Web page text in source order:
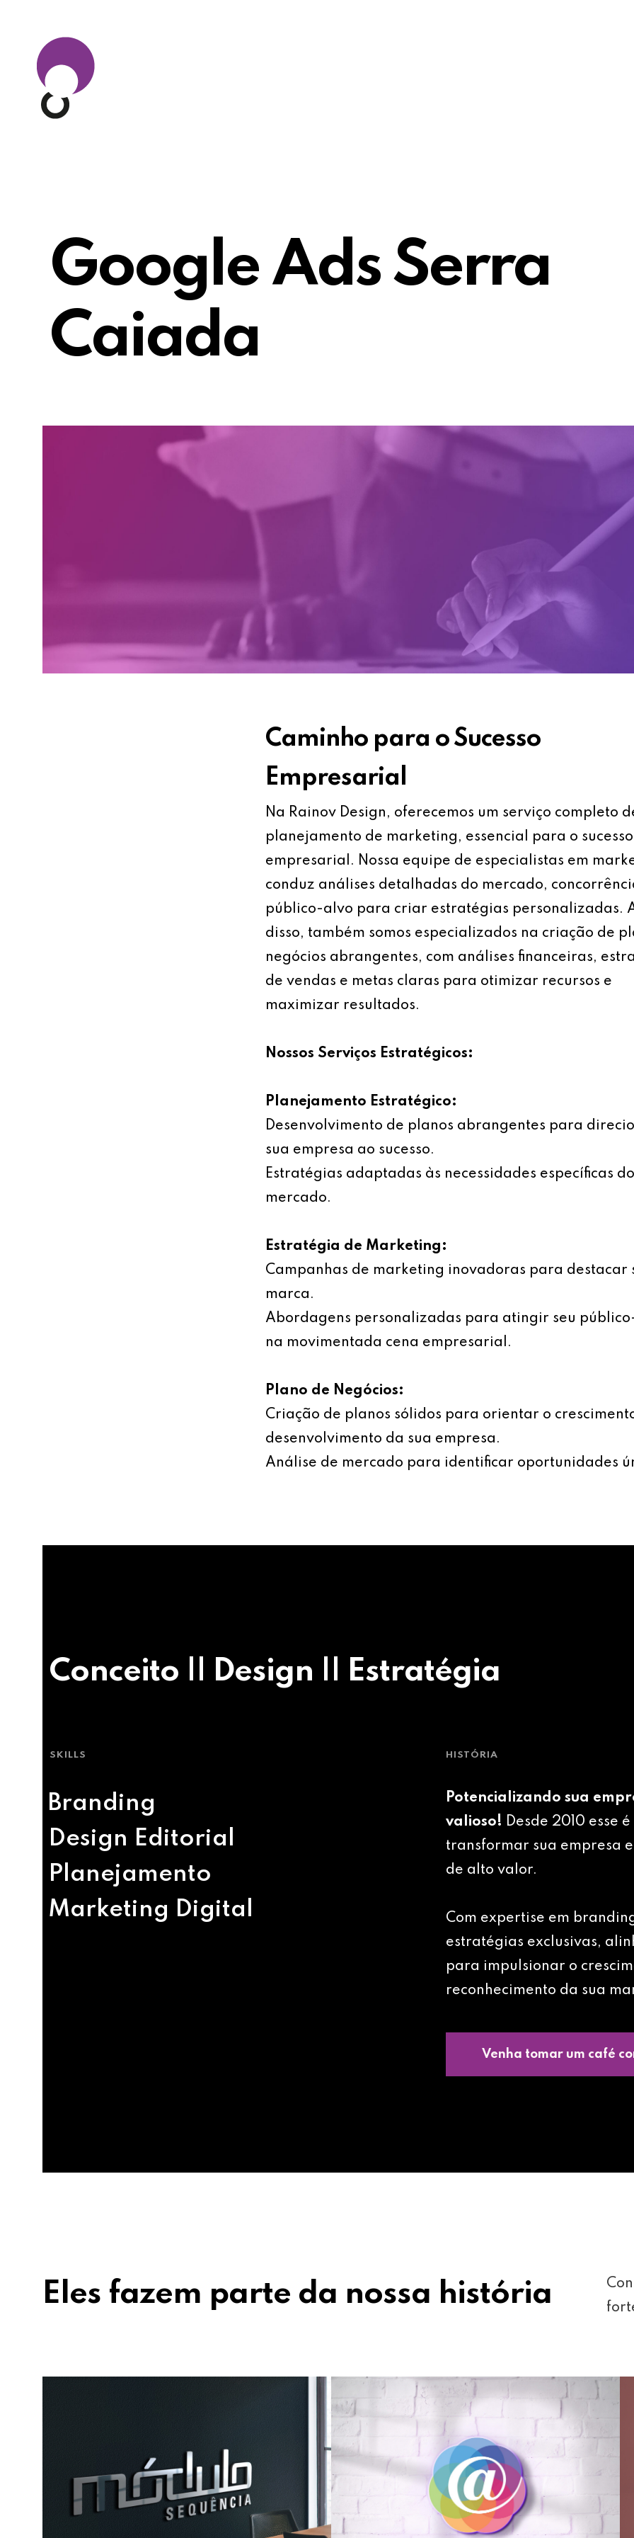
Google Ads Serra
Caiada
Caminho para o Sucesso
Empresarial
Na Rainov Design, oferecemos um serviço completo
planejamento de marketing, essencial para o sucesso
empresarial. Nossa equipe de especialistas em
conduz análises detalhadas do mercado,
público-alvo para criar estratégias personalizadas.
disso, também somos especializados na criação de
negócios abrangentes, com análises financeiras,
de vendas e metas claras para otimizar recursos e
maximizar resultados.
Nossos Serviços Estratégicos:
Planejamento Estratégico:
Desenvolvimento de planos abrangentes para
sua empresa ao sucesso.
Estratégias adaptadas às necessidades específicas do
mercado.
Estratégia de Marketing:
Campanhas de marketing inovadoras para destacar
marca.
Abordagens personalizadas para atingir seu
na movimentada cena empresarial.
Plano de Negócios:
Criação de planos sólidos para orientar o
desenvolvimento da sua empresa.
Análise de mercado para identificar oportunidades
Conceito || Design || Estratégia
SKILLS
Branding
Design Editorial
Planejamento
Marketing Digital
HISTÓRIA
Potencializando sua
valioso! Desde 2010 esse
transformar sua empresa
de alto valor.
Com expertise em
estratégias exclusivas,
para impulsionar o
reconhecimento da sua
Venha tomar um café
Eles fazem parte da nossa história